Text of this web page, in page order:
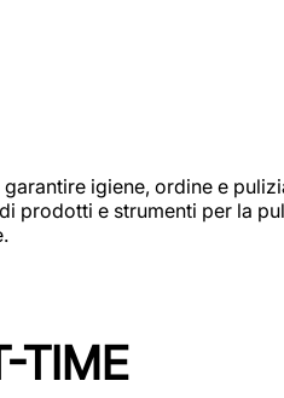
igiene, ordine e
prodotti e strumenti per la
TIME